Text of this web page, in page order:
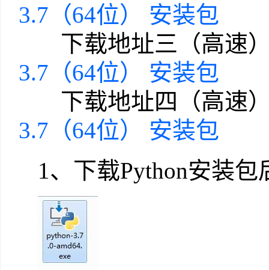
3.7（64位） 安装包
下载地址三（高速
3.7（64位） 安装包
下载地址四（高速
3.7（64位） 安装包
1、下载Python安装包